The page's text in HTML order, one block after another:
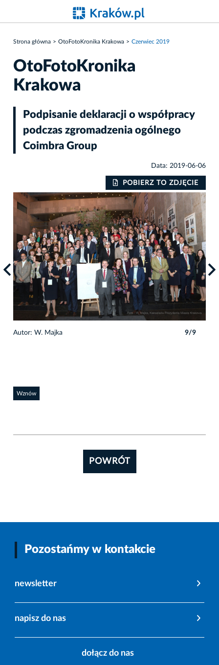
Strona główna OtoFotoKronika Krakowa Czerwiec 2019
OtoFotoKronika
Krakowa
Podpisanie deklaracji o współpracy
podczas zgromadzenia ogólnego
Coimbra Group
Data: 2019-06-06
POBIERZ TO ZDJĘCIE
Autor: W. Majka 9/9
Wznów
POWRÓT
Pozostańmy w kontakcie
newsletter
napisz do nas
dołącz do nas